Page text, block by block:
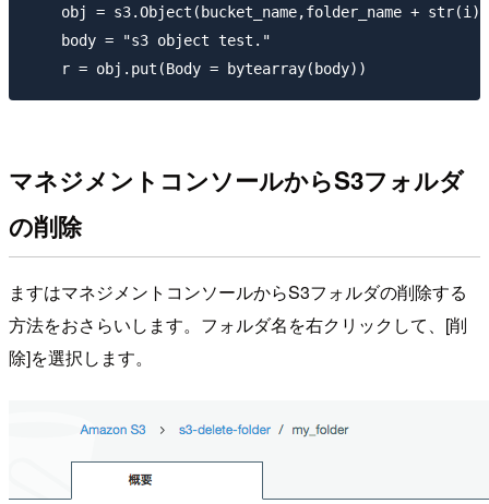
    obj = s3.Object(bucket_name,folder_name + str(i))
    body = "s3 object test."
マネジメントコンソールからS3フォルダ
の削除
ますはマネジメントコンソールからS3フォルダの削除する
方法をおさらいします。フォルダ名を右クリックして、[削
除]を選択します。